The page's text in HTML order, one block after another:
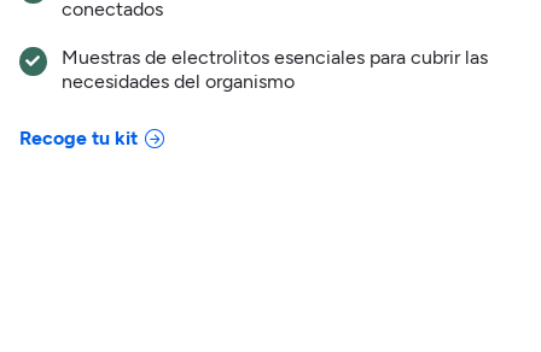
conectados
Muestras de electrolitos esenciales para cubrir las
necesidades del organismo
Recoge tu kit